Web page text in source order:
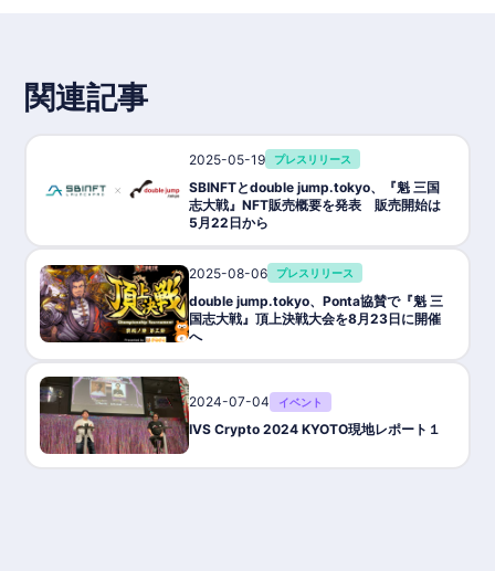
関連記事
2025-05-19 プレスリリース
SBINFTとdouble jump.tokyo、『魁 三国
志大戦』NFT販売概要を発表 販売開始は
5月22日から
2025-08-06 プレスリリース
double jump.tokyo、Ponta協賛で『魁 三
国志大戦』頂上決戦大会を8月23日に開催
へ
2024-07-04 イベント
IVS Crypto 2024 KYOTO現地レポート１